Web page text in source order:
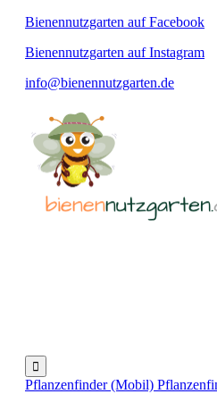
Bienennutzgarten auf Facebook
Bienennutzgarten auf Instagram
info@bienennutzgarten.de

Pflanzenfinder (Mobil)